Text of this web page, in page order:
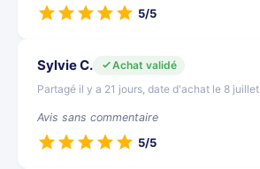
5/5
Sylvie C.
Achat validé
Partagé il y a 21 jours, date d'achat le 8 juillet
Avis sans commentaire
5/5